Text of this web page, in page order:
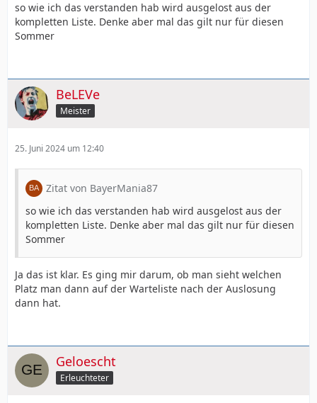
so wie ich das verstanden hab wird ausgelost aus der
kompletten Liste. Denke aber mal das gilt nur für diesen
Sommer
BeLEVe
Meister
25. Juni 2024 um 12:40
Zitat von BayerMania87
so wie ich das verstanden hab wird ausgelost aus der
kompletten Liste. Denke aber mal das gilt nur für diesen
Sommer
Ja das ist klar. Es ging mir darum, ob man sieht welchen
Platz man dann auf der Warteliste nach der Auslosung
dann hat.
Geloescht
Erleuchteter